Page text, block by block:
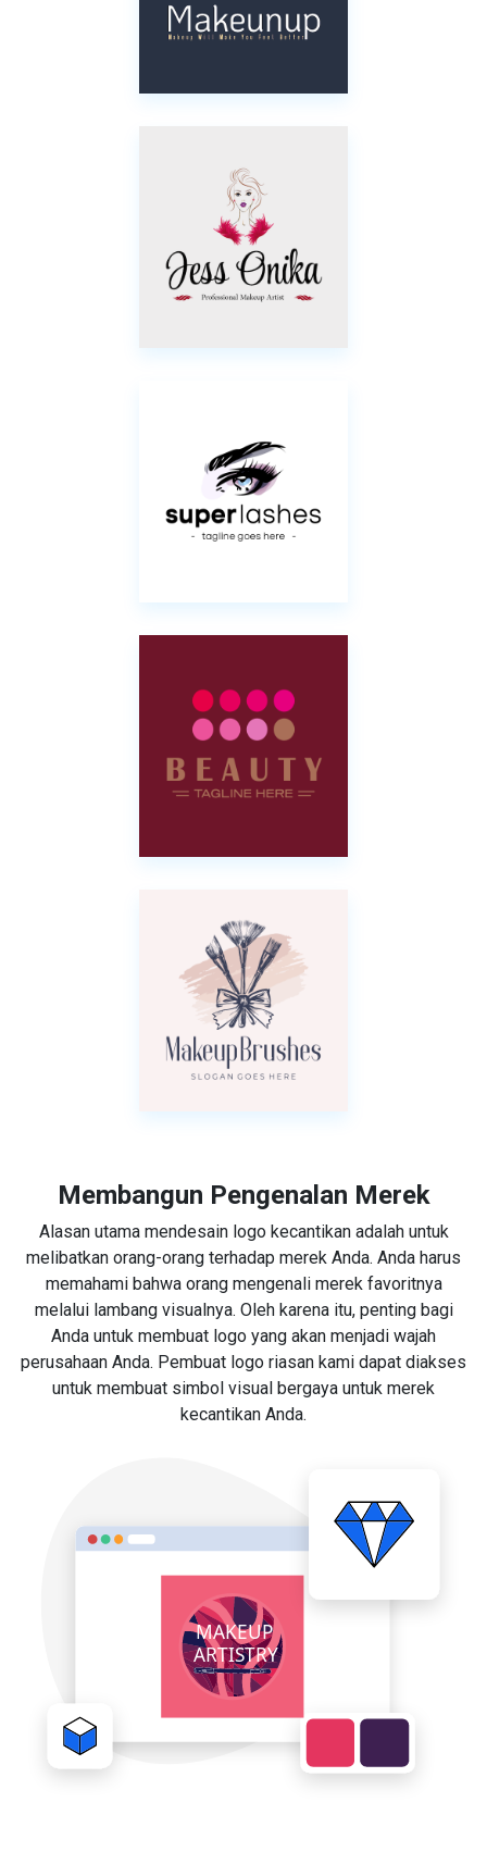
Membangun Pengenalan Merek
Alasan utama mendesain logo kecantikan adalah untuk
melibatkan orang-orang terhadap merek Anda. Anda harus
memahami bahwa orang mengenali merek favoritnya
melalui lambang visualnya. Oleh karena itu, penting bagi
Anda untuk membuat logo yang akan menjadi wajah
perusahaan Anda. Pembuat logo riasan kami dapat diakses
untuk membuat simbol visual bergaya untuk merek
kecantikan Anda.